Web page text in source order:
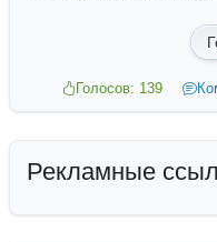
Голосов: 139
Рекламные